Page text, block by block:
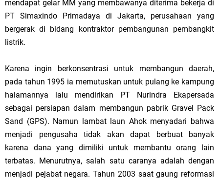
mendapat gelar MM yang membawanya diterima bekerja di
PT Simaxindo Primadaya di Jakarta, perusahaan yang
bergerak di bidang kontraktor pembangunan pembangkit
listrik.
Karena ingin berkonsentrasi untuk membangun daerah,
pada tahun 1995 ia memutuskan untuk pulang ke kampung
halamannya lalu mendirikan PT Nurindra Ekapersada
sebagai persiapan dalam membangun pabrik Gravel Pack
Sand (GPS). Namun lambat laun Ahok menyadari bahwa
menjadi pengusaha tidak akan dapat berbuat banyak
karena dana yang dimiliki untuk membantu orang lain
terbatas. Menurutnya, salah satu caranya adalah dengan
menjadi pejabat negara. Tahun 2003 saat gaung reformasi